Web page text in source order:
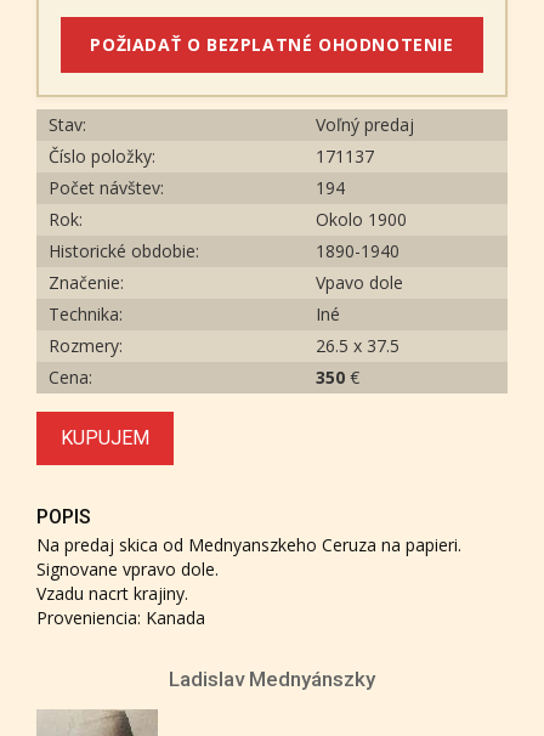
POŽIADAŤ O BEZPLATNÉ OHODNOTENIE
Stav:
Voľný predaj
Číslo položky:
171137
Počet návštev:
194
Rok:
Okolo 1900
Historické obdobie:
1890-1940
Značenie:
Vpavo dole
Technika:
Iné
Rozmery:
26.5 x 37.5
Cena:
350 €
KUPUJEM
POPIS
Na predaj skica od Mednyanszkeho Ceruza na papieri.
Signovane vpravo dole.
Vzadu nacrt krajiny.
Proveniencia: Kanada
Ladislav Mednyánszky